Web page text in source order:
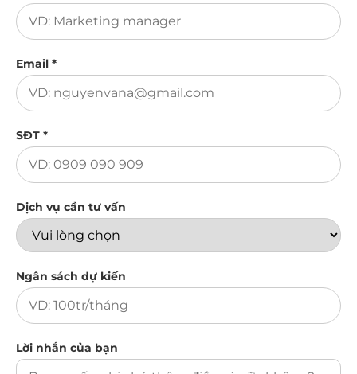
Email *
SĐT *
Dịch vụ cần tư vấn
Ngân sách dự kiến
Lời nhắn của bạn